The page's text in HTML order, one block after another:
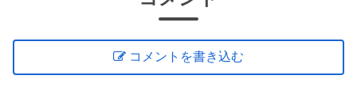
コメントを書き込む